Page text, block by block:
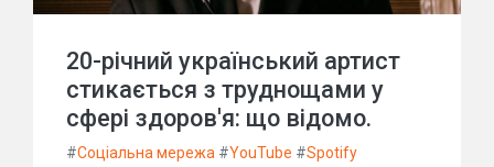
20-річний український артист
стикається з труднощами у
сфері здоров'я: що відомо.
#Соціальна мережа #YouTube #Spotify